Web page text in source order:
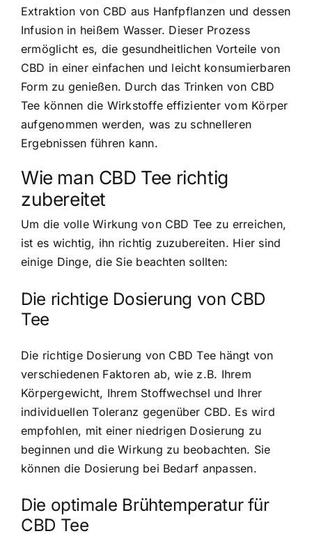
Extraktion von CBD aus Hanfpflanzen und dessen
Infusion in heißem Wasser. Dieser Prozess
ermöglicht es, die gesundheitlichen Vorteile von
CBD in einer einfachen und leicht konsumierbaren
Form zu genießen. Durch das Trinken von CBD
Tee können die Wirkstoffe effizienter vom Körper
aufgenommen werden, was zu schnelleren
Ergebnissen führen kann.
Wie man CBD Tee richtig
zubereitet
Um die volle Wirkung von CBD Tee zu erreichen,
ist es wichtig, ihn richtig zuzubereiten. Hier sind
einige Dinge, die Sie beachten sollten:
Die richtige Dosierung von CBD
Tee
Die richtige Dosierung von CBD Tee hängt von
verschiedenen Faktoren ab, wie z.B. Ihrem
Körpergewicht, Ihrem Stoffwechsel und Ihrer
individuellen Toleranz gegenüber CBD. Es wird
empfohlen, mit einer niedrigen Dosierung zu
beginnen und die Wirkung zu beobachten. Sie
können die Dosierung bei Bedarf anpassen.
Die optimale Brühtemperatur für
CBD Tee